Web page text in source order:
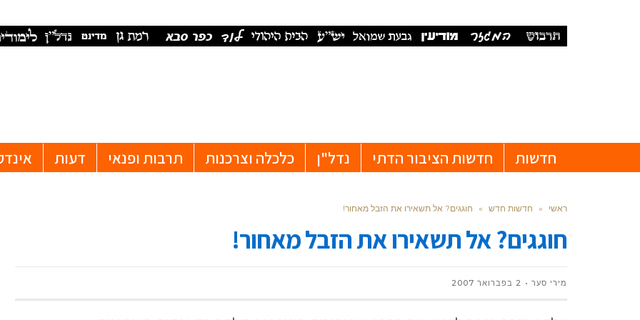
חדשות חדשות הציבור הדתי נדל"ן כלכלה וצרכנות תרבות ופנאי דעות
ראשי » חדשות חדש » חוגגים? אל תשאירו את הזבל מאחור!
חוגגים? אל תשאירו את הזבל מאחור!
מירי סער 2 בפברואר 2007